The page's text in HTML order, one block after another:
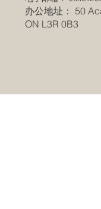
办公地址： 50
ON L3R 0B3